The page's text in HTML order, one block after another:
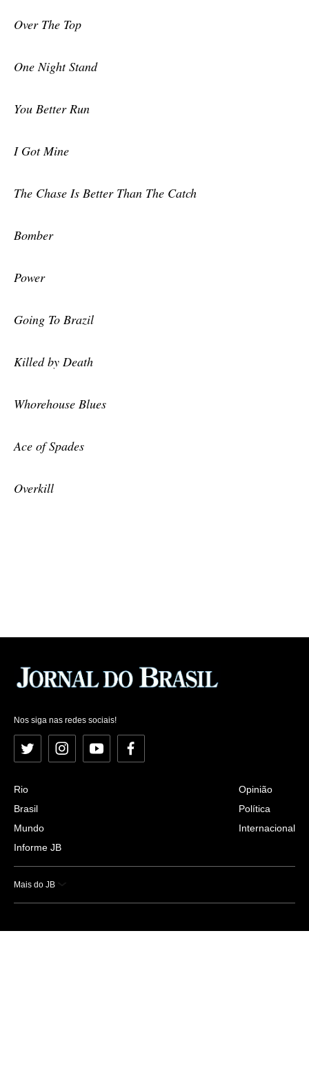
Over The Top
One Night Stand
You Better Run
I Got Mine
The Chase Is Better Than The Catch
Bomber
Power
Going To Brazil
Killed by Death
Whorehouse Blues
Ace of Spades
Overkill
Nos siga nas redes sociais!
Twitter InstagramYouTubeFacebook
Rio
Brasil
Mundo
Informe JB
Opinião
Política
Internacional
Mais do JB
Esportes